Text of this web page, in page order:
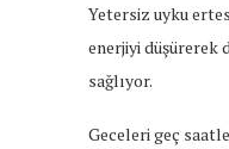
Yetersiz uyku
enerjiyi düşürerek
sağlıyor.
Geceleri geç